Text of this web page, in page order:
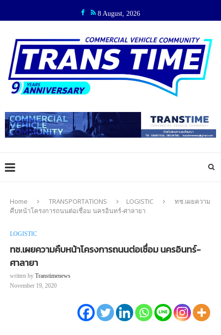
8 August, 2026
Home TRANSPORTATIONS LOGISTIC
ทช.เผยความ
คืบหน้าโครงการถนนต่อเชื่อม นครอินทร์-ศาลายา
LOGISTIC
ทช.เผยความคืบหน้าโครงการถนนต่อเชื่อม นครอินทร์-
ศาลายา
written by Transtimenews
November 19, 2020